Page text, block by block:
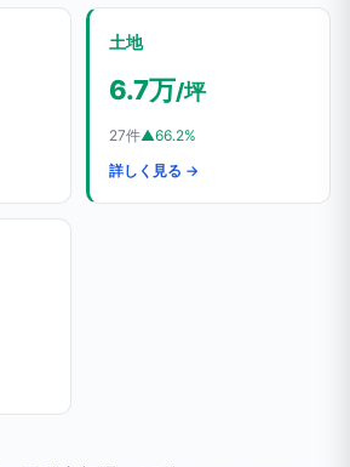
土地
6.7万/坪
27件▲66.2%
詳しく見る →